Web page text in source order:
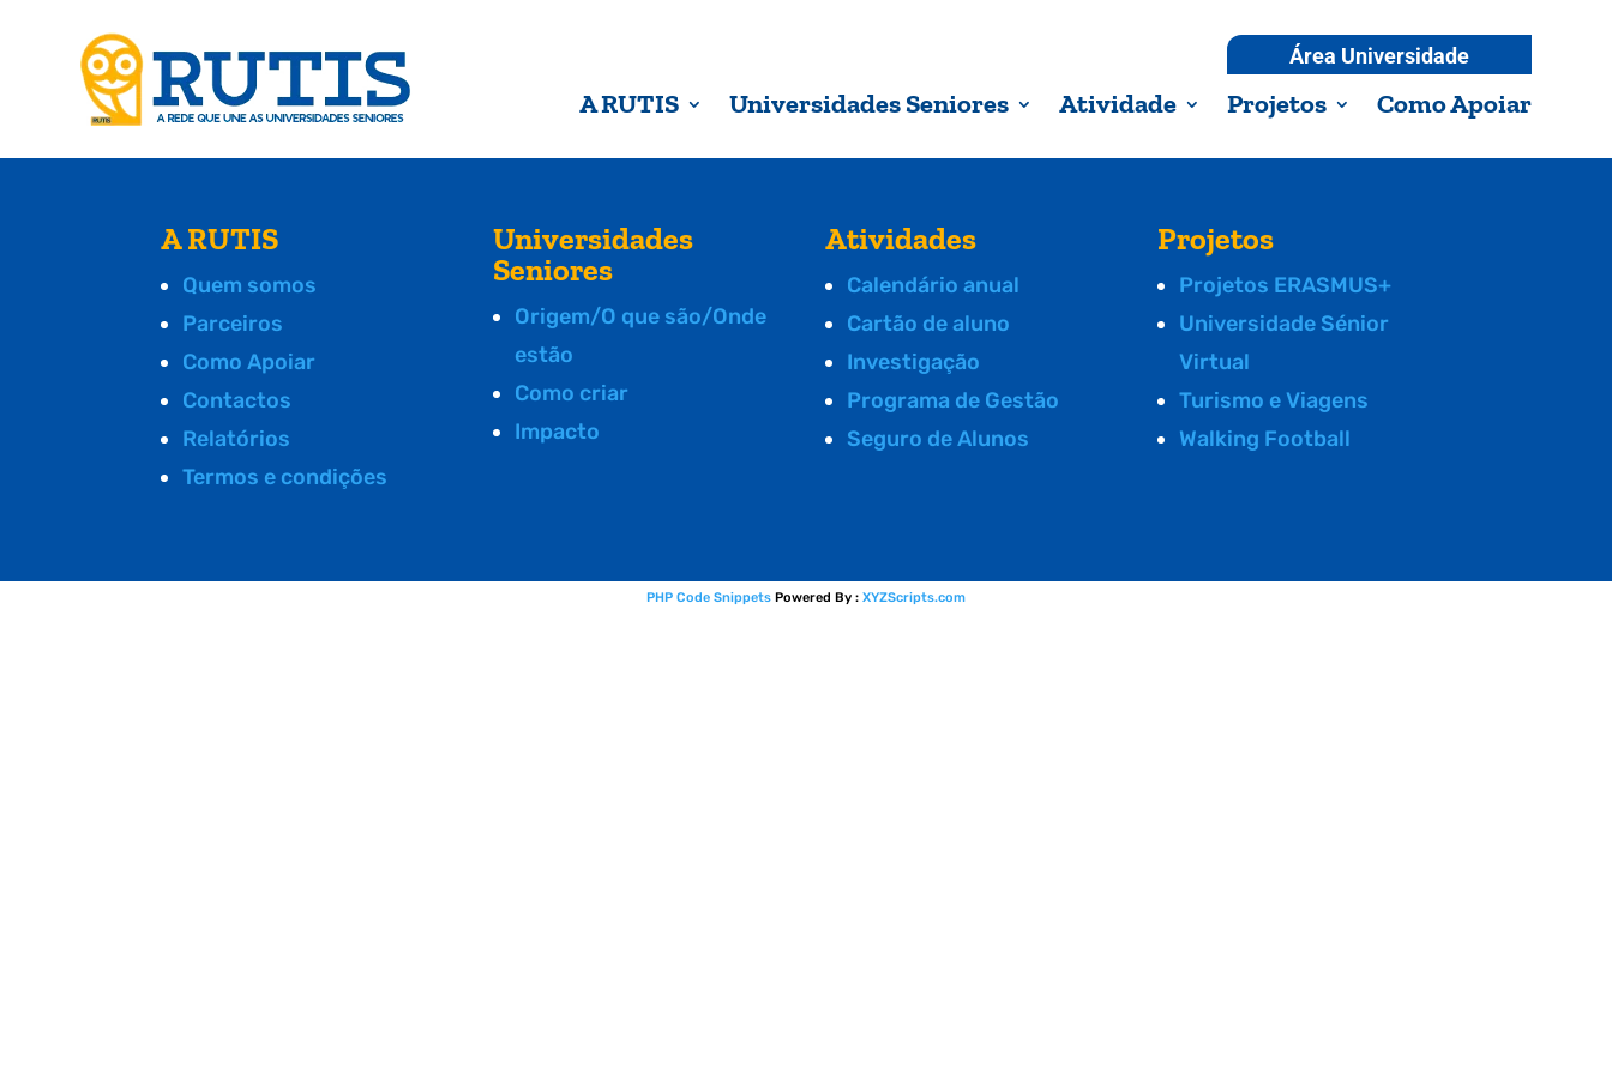
Área Universidade
A RUTIS Universidades Seniores Atividade Projetos Como Apoiar
A RUTIS
Quem somos
Parceiros
Como Apoiar
Contactos
Relatórios
Termos e condições
Universidades
Seniores
Origem/O que são/Onde
estão
Como criar
Impacto
Atividades
Calendário anual
Cartão de aluno
Investigação
Programa de Gestão
Seguro de Alunos
Projetos
Projetos ERASMUS+
Universidade Sénior
Virtual
Turismo e Viagens
Walking Football
PHP Code Snippets Powered By : XYZScripts.com